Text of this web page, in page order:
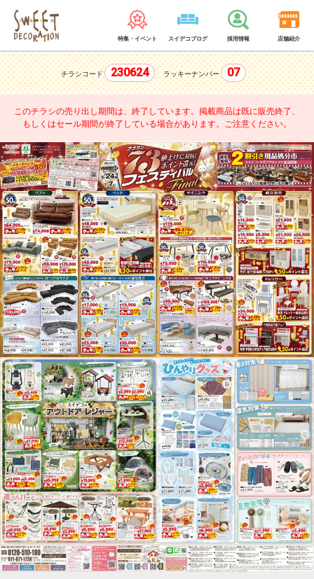
特集・イベント スイデコブログ 採用情報 店舗紹介
チラシコード 230624 ラッキーナンバー 07
このチラシの売り出し期間は、終了しています。 掲載商品は既に販売終了、
もしくはセール期間が終了している場合があります。ご注意ください。